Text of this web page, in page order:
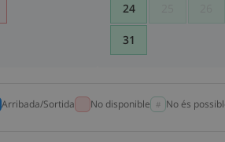
24
31
Arribada/Sortida No disponible No és